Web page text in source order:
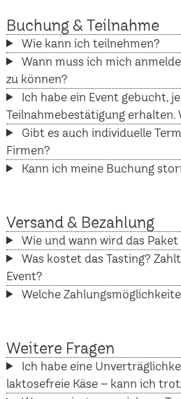
Buchung & Teilnahme
Wie kann ich teilnehmen?
Wann muss ich mich
zu können?
Ich habe ein Event gebucht,
Teilnahmebestätigung erhalten.
Gibt es auch individuelle
Firmen?
Kann ich meine Buchung
Versand & Bezahlung
Wie und wann wird das
Was kostet das Tasting?
Event?
Welche
Weitere Fragen
Ich habe eine
laktosefreie Käse – kann ich